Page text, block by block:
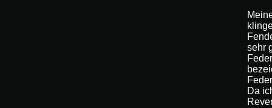
sehr
Da